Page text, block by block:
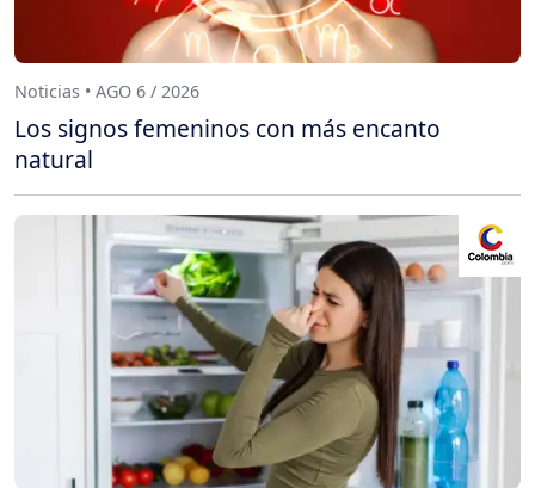
Noticias • AGO 6 / 2026
Los signos femeninos con más encanto
natural